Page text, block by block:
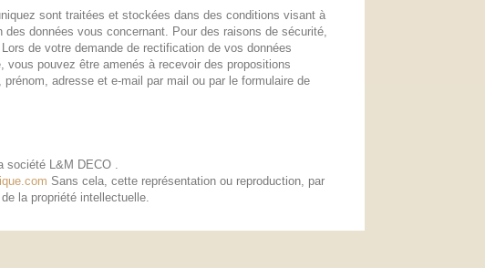
sont traitées et stockées dans des conditions visant à
données vous concernant. Pour des raisons de sécurité,
de votre demande de rectification de vos données
vous pouvez être amenés à recevoir des propositions
adresse et e-mail par mail ou par le formulaire de
société L&M DECO .
Sans cela, cette représentation ou reproduction, par
la propriété intellectuelle.